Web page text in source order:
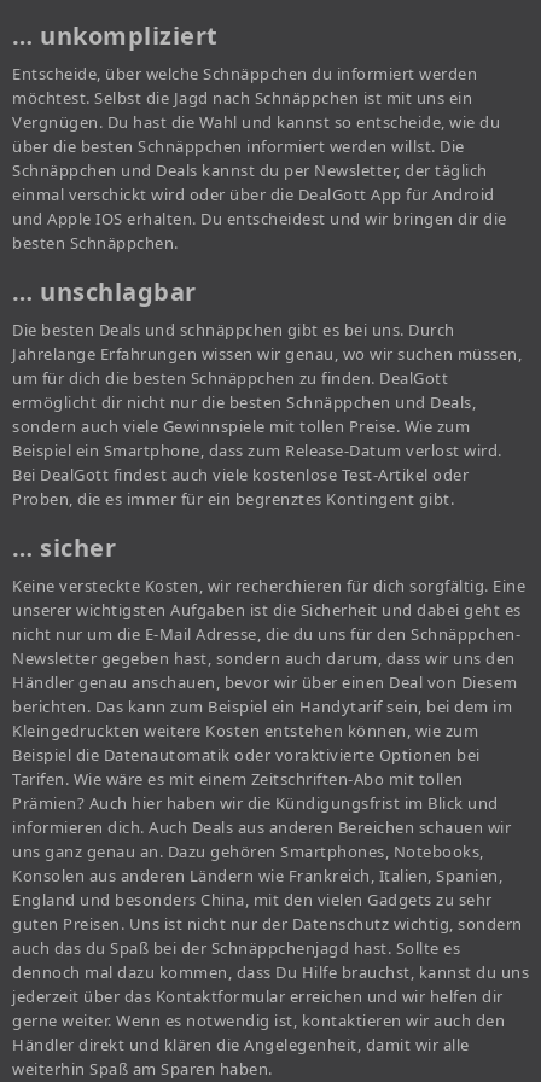
… unkompliziert
Entscheide, über welche Schnäppchen du informiert werden
möchtest. Selbst die Jagd nach Schnäppchen ist mit uns ein
Vergnügen. Du hast die Wahl und kannst so entscheide, wie du
über die besten Schnäppchen informiert werden willst. Die
Schnäppchen und Deals kannst du per Newsletter, der täglich
einmal verschickt wird oder über die DealGott App für Android
und Apple IOS erhalten. Du entscheidest und wir bringen dir die
besten Schnäppchen.
… unschlagbar
Die besten Deals und schnäppchen gibt es bei uns. Durch
Jahrelange Erfahrungen wissen wir genau, wo wir suchen müssen,
um für dich die besten Schnäppchen zu finden. DealGott
ermöglicht dir nicht nur die besten Schnäppchen und Deals,
sondern auch viele Gewinnspiele mit tollen Preise. Wie zum
Beispiel ein Smartphone, dass zum Release-Datum verlost wird.
Bei DealGott findest auch viele kostenlose Test-Artikel oder
Proben, die es immer für ein begrenztes Kontingent gibt.
… sicher
Keine versteckte Kosten, wir recherchieren für dich sorgfältig. Eine
unserer wichtigsten Aufgaben ist die Sicherheit und dabei geht es
nicht nur um die E-Mail Adresse, die du uns für den Schnäppchen-
Newsletter gegeben hast, sondern auch darum, dass wir uns den
Händler genau anschauen, bevor wir über einen Deal von Diesem
berichten. Das kann zum Beispiel ein Handytarif sein, bei dem im
Kleingedruckten weitere Kosten entstehen können, wie zum
Beispiel die Datenautomatik oder voraktivierte Optionen bei
Tarifen. Wie wäre es mit einem Zeitschriften-Abo mit tollen
Prämien? Auch hier haben wir die Kündigungsfrist im Blick und
informieren dich. Auch Deals aus anderen Bereichen schauen wir
uns ganz genau an. Dazu gehören Smartphones, Notebooks,
Konsolen aus anderen Ländern wie Frankreich, Italien, Spanien,
England und besonders China, mit den vielen Gadgets zu sehr
guten Preisen. Uns ist nicht nur der Datenschutz wichtig, sondern
auch das du Spaß bei der Schnäppchenjagd hast. Sollte es
dennoch mal dazu kommen, dass Du Hilfe brauchst, kannst du uns
jederzeit über das Kontaktformular erreichen und wir helfen dir
gerne weiter. Wenn es notwendig ist, kontaktieren wir auch den
Händler direkt und klären die Angelegenheit, damit wir alle
weiterhin Spaß am Sparen haben.